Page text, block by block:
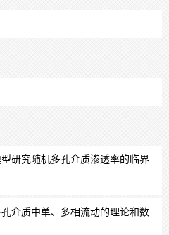
研究随机多孔介质渗透率的临界
介质中单、多相流动的理论和数